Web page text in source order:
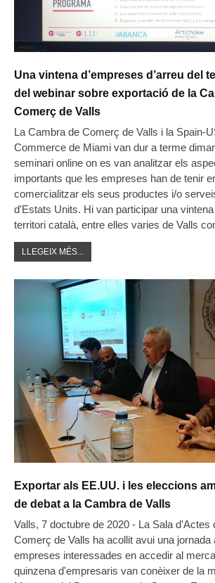
Una vintena d’empreses d’arreu del
del webinar sobre exportació de la
Comerç de Valls
La Cambra de Comerç de Valls i la Spain-
Commerce de Miami van dur a terme
seminari online on es van analitzar els
importants que les empreses han de tenir
comercialitzar els seus productes i/o
d'Estats Units. Hi van participar una
territori català, entre elles varies de Valls
LLEGEIX MÉS...
Exportar als EE.UU. i les eleccions
de debat a la Cambra de Valls
Valls, 7 doctubre de 2020 - La Sala d'Actes
Comerç de Valls ha acollit avui una jornada
empreses interessades en accedir al
quinzena d'empresaris van conèixer de la